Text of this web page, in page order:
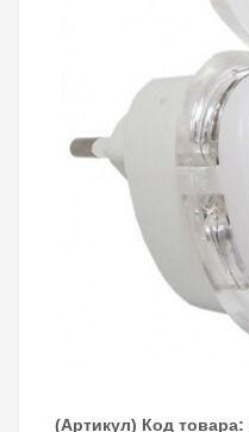
(Артикул) Код товара: